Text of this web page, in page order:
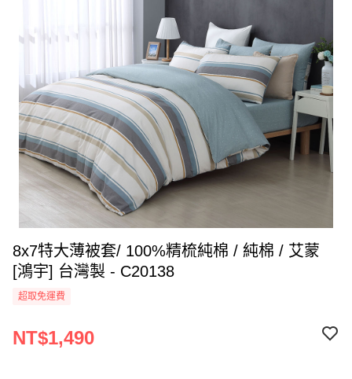
8x7特大薄被套/ 100%精梳純棉 / 純棉 / 艾蒙
[鴻宇] 台灣製 - C20138
超取免運費
NT$1,490